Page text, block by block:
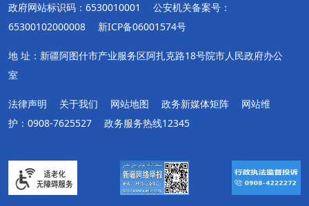
政府网站标识码：6530010001
公安机关备案号：
65300102000008
新ICP备06001574号
地 址：新疆阿图什市产业服务区阿扎克路18号院市人民政府办公
室
法律声明 关于我们 网站地图 政务新媒体矩阵
网站维
护：0908-7625527
政务服务热线12345